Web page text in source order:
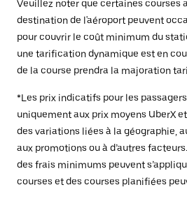
Veuillez noter que certaines courses
destination de l'aéroport peuvent
pour couvrir le coût minimum du
une tarification dynamique est en
de la course prendra la majoration
*Les prix indicatifs pour les
uniquement aux prix moyens UberX
des variations liées à la géographie,
aux promotions ou à d’autres
des frais minimums peuvent
courses et des courses planifiées